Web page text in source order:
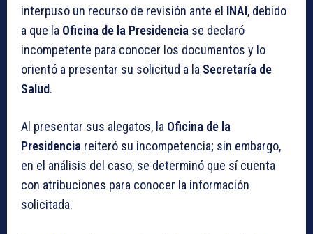
interpuso un recurso de revisión ante el INAI, debido
a que la Oficina de la Presidencia se declaró
incompetente para conocer los documentos y lo
orientó a presentar su solicitud a la Secretaría de
Salud.
Al presentar sus alegatos, la Oficina de la
Presidencia reiteró su incompetencia; sin embargo,
en el análisis del caso, se determinó que sí cuenta
con atribuciones para conocer la información
solicitada.